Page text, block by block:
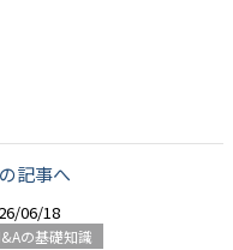
記事へ
06/18
の基礎知識